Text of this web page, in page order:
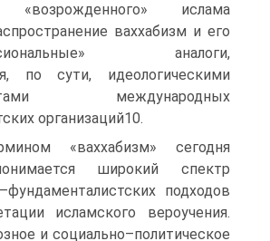
«возрожденного» ислама
ваххабизм и его
аналоги,
по сути, идеологическими
международных
организаций10.
«ваххабизм» сегодня
широкий спектр
подходов
исламского вероучения.
и социально–политическое